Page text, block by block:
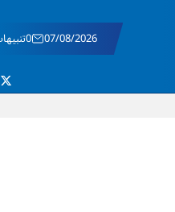
07/08/2026 0تنبيهات